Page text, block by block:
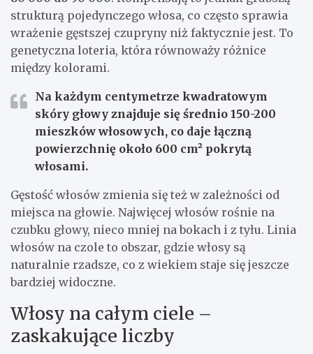
strukturą pojedynczego włosa, co często sprawia
wrażenie gęstszej czupryny niż faktycznie jest. To
genetyczna loteria, która równoważy różnice
między kolorami.
Na każdym centymetrze kwadratowym
skóry głowy znajduje się średnio 150-200
mieszków włosowych, co daje łączną
powierzchnię około 600 cm² pokrytą
włosami.
Gęstość włosów zmienia się też w zależności od
miejsca na głowie. Najwięcej włosów rośnie na
czubku głowy, nieco mniej na bokach i z tyłu. Linia
włosów na czole to obszar, gdzie włosy są
naturalnie rzadsze, co z wiekiem staje się jeszcze
bardziej widoczne.
Włosy na całym ciele –
zaskakujące liczby